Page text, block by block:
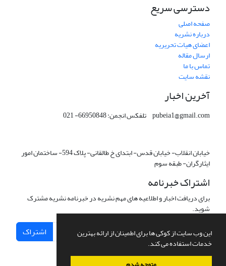
این وب سایت از کوکی ها برای اطمینان از ارائه بهترین
خدمات استفاده می کند.
دسترسی سریع
صفحه اصلی
درباره نشریه
اعضای هیات تحریریه
ارسال مقاله
تماس با ما
نقشه سایت
آخرین اخبار
pubeia1@gmail.com تلفکس انجمن: 66950848- 021
خیابان انقلاب- خیابان قدس- ابتدای خ طالقانی- پلاک 594- ساختمان امور
ایثارگران- طبقه سوم
اشتراک خبرنامه
برای دریافت اخبار و اطلاعیه های مهم نشریه در خبرنامه نشریه مشترک
شوید.
اشتراک